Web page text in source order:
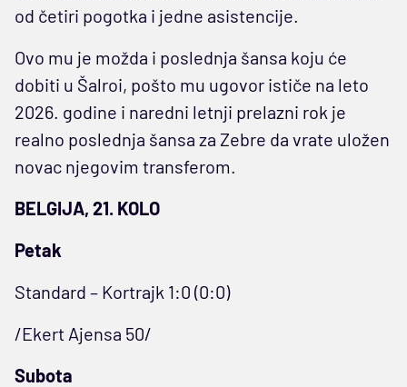
od četiri pogotka i jedne asistencije.
Ovo mu je možda i poslednja šansa koju će
dobiti u Šalroi, pošto mu ugovor ističe na leto
2026. godine i naredni letnji prelazni rok je
realno poslednja šansa za Zebre da vrate uložen
novac njegovim transferom.
BELGIJA, 21. KOLO
Petak
Standard – Kortrajk 1:0 (0:0)
/Ekert Ajensa 50/
Subota